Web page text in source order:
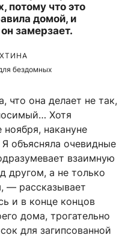
потому что это
домой, и
замерзает.
бездомных
что она делает не так,
Хотя
ноября, накануне
объясняла очевидные
взаимную
другом, а не только
— рассказывает
и в конце концов
дома, трогательно
для загипсованной